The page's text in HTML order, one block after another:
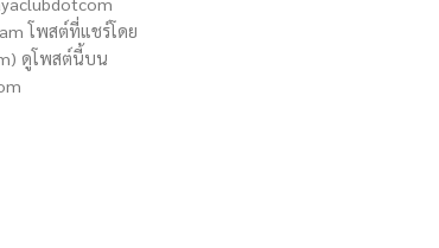
โพสต์ที่แชร์โดย
ดูโพสต์นี้บน